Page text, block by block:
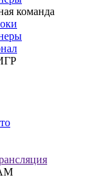
команда